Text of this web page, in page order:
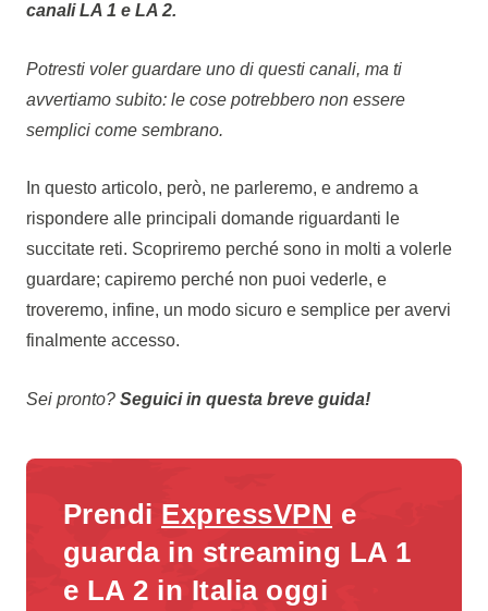
canaliLA 1 e LA 2.
Potresti voler guardare uno di questi canali, ma ti
avvertiamo subito: le cose potrebbero non essere
semplici come sembrano.
In questo articolo, però, ne parleremo, e andremo a
rispondere alle principali domande riguardanti le
succitate reti. Scopriremo perché sono in molti a volerle
guardare; capiremo perché non puoi vederle, e
troveremo, infine, un modo sicuro e semplice per avervi
finalmente accesso.
Sei pronto? Seguici in questa breve guida!
Prendi ExpressVPN e
guarda in streaming LA 1
e LA 2 in Italia oggi